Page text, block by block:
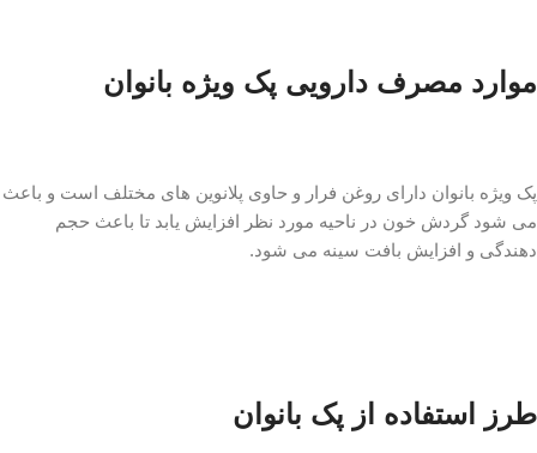
موارد مصرف دارویی پک ویژه بانوان
پک ویژه بانوان دارای روغن فرار و حاوی پلانوین های مختلف است و باعث
می شود گردش خون در ناحیه مورد نظر افزایش یابد تا باعث حجم
دهندگی و افزایش بافت سینه می شود.
طرز استفاده از پک بانوان